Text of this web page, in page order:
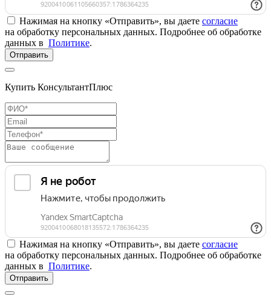
Нажимая на кнопку «Отправить», вы даете согласие
на обработку персональных данных. Подробнее об обработке
данных в Политике.
Отправить
Купить КонсультантПлюс
Нажимая на кнопку «Отправить», вы даете согласие
на обработку персональных данных. Подробнее об обработке
данных в Политике.
Отправить